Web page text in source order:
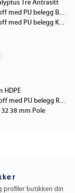
Tre Antrasitt
vidaXL Balkong privat skjerm 200 x 200 cm Stoff med PU belegg Beige
vidaXL Balkong privat skjerm 200 x 200 cm Stoff med PU belegg Krem
HDPE
vidaXL Balkong privat skjerm 200 x 800 cm Stoff med PU belegg Rød
38 mm Pole
profiler butikken din